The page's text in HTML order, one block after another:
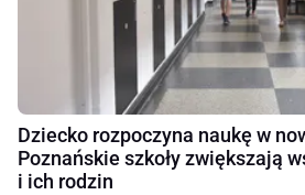
Dziecko rozpoczyna naukę w
Poznańskie szkoły zwiększają
i ich rodzin